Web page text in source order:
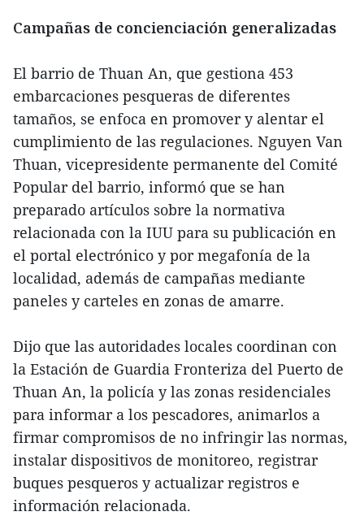
Campañas de concienciación generalizadas
El barrio de Thuan An, que gestiona 453
embarcaciones pesqueras de diferentes
tamaños, se enfoca en promover y alentar el
cumplimiento de las regulaciones. Nguyen Van
Thuan, vicepresidente permanente del Comité
Popular del barrio, informó que se han
preparado artículos sobre la normativa
relacionada con la IUU para su publicación en
el portal electrónico y por megafonía de la
localidad, además de campañas mediante
paneles y carteles en zonas de amarre.
Dijo que las autoridades locales coordinan con
la Estación de Guardia Fronteriza del Puerto de
Thuan An, la policía y las zonas residenciales
para informar a los pescadores, animarlos a
firmar compromisos de no infringir las normas,
instalar dispositivos de monitoreo, registrar
buques pesqueros y actualizar registros e
información relacionada.